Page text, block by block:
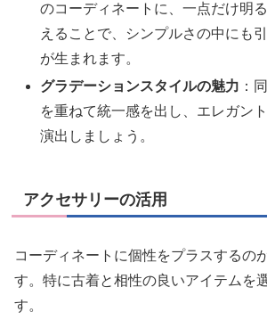
のコーディネートに、一点だけ明
えることで、シンプルさの中にも
が生まれます。
グラデーションスタイルの魅力 ：
を重ねて統一感を出し、エレガン
演出しましょう。
アクセサリーの活用
コーディネートに個性をプラスするの
す。特に古着と相性の良いアイテムを
す。